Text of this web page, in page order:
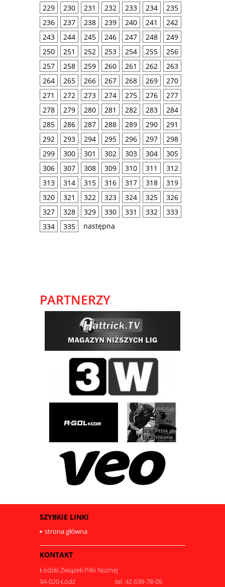
229
230 231 232 233 234
235
236
237 238 239 240 241
242
243
244 245 246 247 248
249
250
251 252 253 254 255
256
257
258 259 260 261 262
263
264
265 266 267 268 269
270
271
272 273 274 275 276
277
278
279 280 281 282 283
284
285
286 287 288 289 290
291
292
293 294 295 296 297
298
299
300 301 302 303 304
305
306
307 308 309 310 311
312
313
314 315 316 317 318
319
320
321 322 323 324 325
326
327
328 329 330 331 332
333
334
335 następna
PARTNERZY
SZYBKIE LINKI
strona główna
KONTAKT
Łódzki Związek Piłki Nożnej
94-020 Łódź
tel: 42 639-78-05